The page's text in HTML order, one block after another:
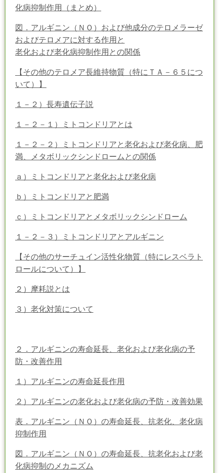
化病抑制作用（まとめ）
図．アルギニン（ＮＯ）および他成分のテロメラーゼ
およびテロメアに対する作用と
老化および老化病抑制作用との関係
【その他のテロメア長維持物質（特にＴＡ－６５につ
いて）】
１－２）長寿遺伝子説
１－２－１）ミトコンドリアとは
１－２－２）ミトコンドリアと老化および老化病、肥
満、メタボリックシンドロームとの関係
ａ）ミトコンドリアと老化および老化病
ｂ）ミトコンドリアと肥満
ｃ）ミトコンドリアとメタボリックシンドローム
１－２－３）ミトコンドリアとアルギニン
【その他のサーチュイン活性化物質（特にレスベラト
ロールについて）】
２）摩耗説とは
３）老化対策について
２．アルギニンの寿命延長、老化および老化病の予
防・改善作用
１）アルギニンの寿命延長作用
２）アルギニンの老化および老化病の予防・改善効果
表．アルギニン（ＮＯ）の寿命延長、抗老化、老化病
抑制作用
図．アルギニン（ＮＯ）の寿命延長、抗老化および老
化病抑制のメカニズム